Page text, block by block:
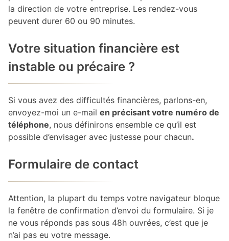
la direction de votre entreprise. Les rendez-vous
peuvent durer 60 ou 90 minutes.
Votre situation financière est
instable ou précaire ?
Si vous avez des difficultés financières, parlons-en,
envoyez-moi un e-mail en précisant votre numéro de
téléphone, nous définirons ensemble ce qu’il est
possible d’envisager avec justesse pour chacun.
Formulaire de contact
Attention, la plupart du temps votre navigateur bloque
la fenêtre de confirmation d’envoi du formulaire. Si je
ne vous réponds pas sous 48h ouvrées, c’est que je
n’ai pas eu votre message.